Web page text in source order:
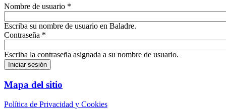
Nombre de usuario *
Escriba su nombre de usuario en Baladre.
Contraseña *
Escriba la contraseña asignada a su nombre de usuario.
Mapa del sitio
Política de Privacidad y Cookies